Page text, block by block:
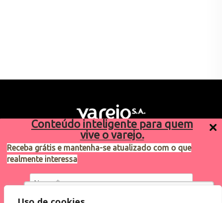
Conteúdo inteligente para quem
vive o varejo.
Receba grátis e mantenha-se atualizado com o que
realmente interessa
Utilizamos cookies para oferecer melhor
Sugestões de pauta